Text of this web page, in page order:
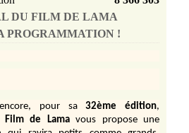
DU FILM DE LAMA
PROGRAMMATION !
pour sa 32ème édition,
Film de Lama vous propose une